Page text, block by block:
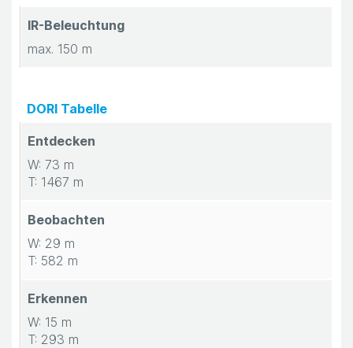
IR-Beleuchtung
max. 150 m
DORI Tabelle
Entdecken
W: 73 m
T: 1467 m
Beobachten
W: 29 m
T: 582 m
Erkennen
W: 15 m
T: 293 m